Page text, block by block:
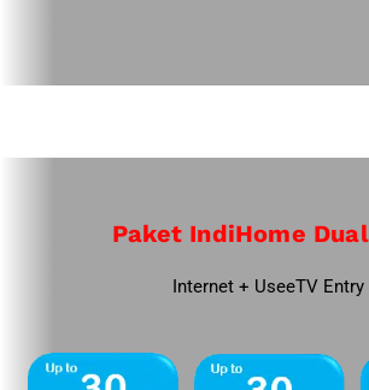
Paket IndiHome
Internet + UseeTV Entry